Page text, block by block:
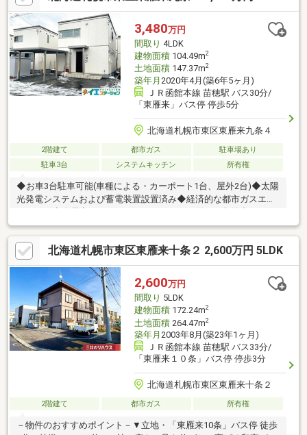
ぴったり。■幹線道路へのアクセスが良好。お車での通勤や遠出
にも便利な場所。■スーパー、ドラッグストア、コンビニが徒歩
圏内。日常のお買い物に困りません。■徒歩で小学校まで約5分、
中学校まで約11分。
3,480万円
間取り 4LDK
建物面積104.49m2
土地面積147.37m2
築年月 2020年4月(築6年5ヶ月)
ＪＲ函館本線 苗穂駅 バス30分/
「東雁来」バス停 停歩5分
北海道札幌市東区東雁来九条４
2階建て 都市ガス
駐車場あり
駐車3台
システムキッチン 所有権
◆お車3台駐車可能(車種による・カーポート1台、屋外2台)◆太陽
光発電システムおよび蓄電装置設置済み◆経済的な都市ガスエコ
ジョーズ◆全居室ウィークインクローゼット付きと収納力のある
間取です◆キッチン背面には大容量のカップボード(収納棚)あり
◆玄関には大容量のシューズクロークあり◆1階、2階にトイレあ
り◆リビング吹き抜けあり◆追い炊き機能付きユニットバス◆セ
キスイハイム旧施工住宅◆新築時長期優良住宅認定
北海道札幌市東区東雁来十条２ 2,600万円 5LDK
2,600万円
間取り 5LDK
建物面積172.24m2
土地面積264.47m2
築年月 2003年8月(築23年1ヶ月)
ＪＲ函館本線 苗穂駅 バス33分/
「東雁来１０条」バス停 停歩3分
北海道札幌市東区東雁来十条２
2階建て 都市ガス 所有権
－物件のおすすめポイント－▼立地・「東雁来10条」バス停 徒歩